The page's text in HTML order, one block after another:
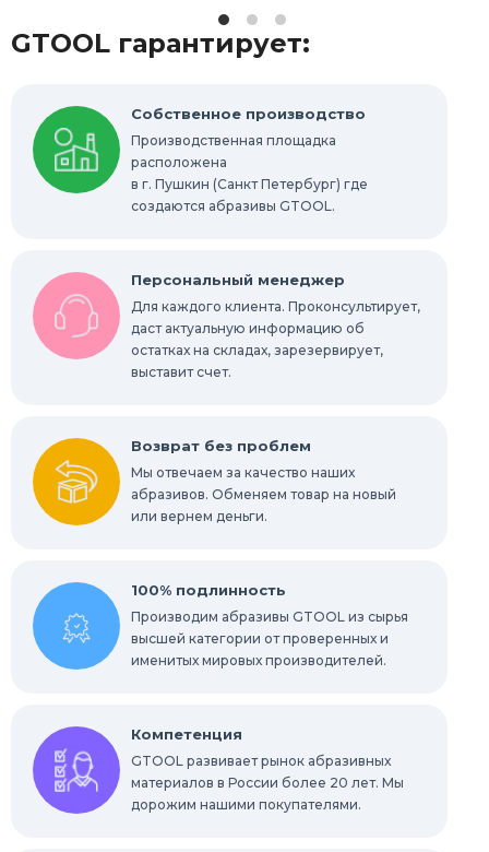
Шлифовальные гильзы
Шлифовальные абразивные губки, бруски
Радиальные шлифовальные круги
Конволютные круги
Абразивы для обработки труднодоступных
мест
GTOOL гарантирует:
Собственное производство
Производственная площадка
расположена
в г. Пушкин (Санкт Петербург) где
создаются абразивы GTOOL.
Персональный менеджер
Для каждого клиента. Проконсультирует,
даст актуальную информацию об
остатках на складах, зарезервирует,
выставит счет.
Возврат без проблем
Мы отвечаем за качество наших
абразивов. Обменяем товар на новый
или вернем деньги.
100% подлинность
Производим абразивы GTOOL из сырья
высшей категории от проверенных и
именитых мировых производителей.
Компетенция
GTOOL развивает рынок абразивных
материалов в России более 20 лет. Мы
дорожим нашими покупателями.